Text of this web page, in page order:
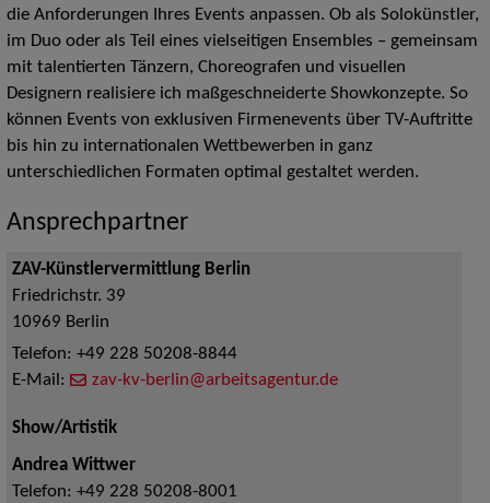
die Anforderungen Ihres Events anpassen. Ob als Solokünstler,
im Duo oder als Teil eines vielseitigen Ensembles – gemeinsam
mit talentierten Tänzern, Choreografen und visuellen
Designern realisiere ich maßgeschneiderte Showkonzepte. So
können Events von exklusiven Firmenevents über TV-Auftritte
bis hin zu internationalen Wettbewerben in ganz
unterschiedlichen Formaten optimal gestaltet werden.
Ansprechpartner
ZAV-Künstlervermittlung Berlin
Friedrichstr. 39
10969 Berlin
Telefon: +49 228 50208-8844
E-Mail:
zav-kv-berlin@arbeitsagentur.de
Show/Artistik
Andrea Wittwer
Telefon: +49 228 50208-8001